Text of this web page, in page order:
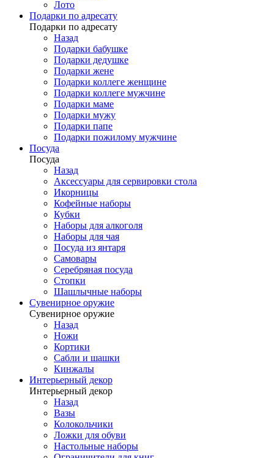
Лото
Подарки по адресату
Подарки по адресату
Назад
Подарки бабушке
Подарки дедушке
Подарки жене
Подарки коллеге женщине
Подарки коллеге мужчине
Подарки маме
Подарки мужу
Подарки папе
Подарки пожилому мужчине
Посуда
Посуда
Назад
Аксессуары для сервировки стола
Икорницы
Кофейные наборы
Кубки
Наборы для алкоголя
Наборы для чая
Посуда из янтаря
Самовары
Серебряная посуда
Стопки
Шашлычные наборы
Сувенирное оружие
Сувенирное оружие
Назад
Ножи
Кортики
Сабли и шашки
Кинжалы
Интерьерный декор
Интерьерный декор
Назад
Вазы
Колокольчики
Ложки для обуви
Настольные наборы